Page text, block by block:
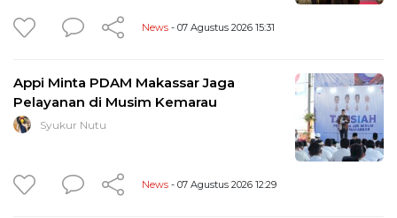
News - 07 Agustus 2026 15:31
Appi Minta PDAM Makassar Jaga
Pelayanan di Musim Kemarau
Syukur Nutu
News - 07 Agustus 2026 12:29